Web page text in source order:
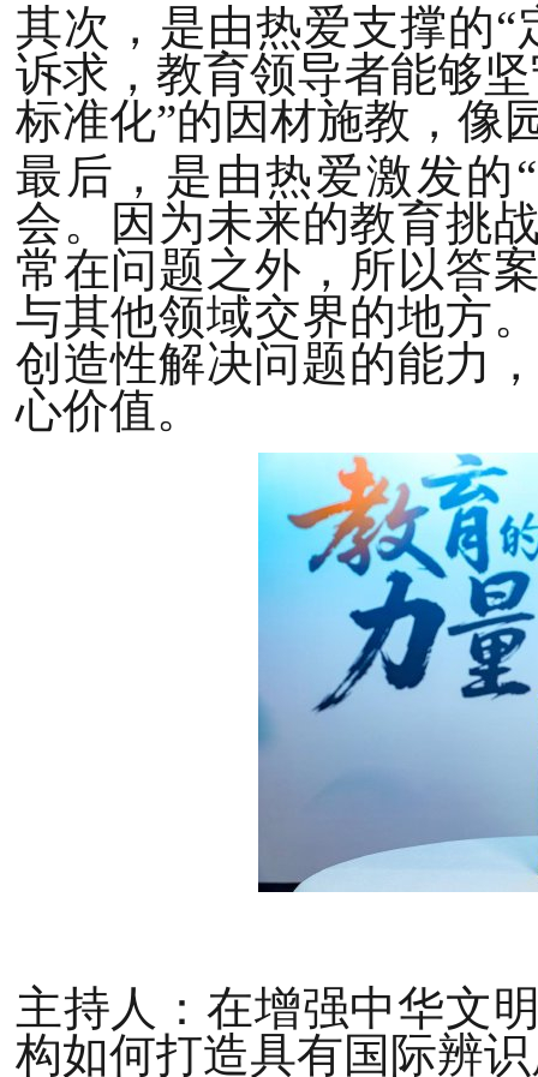
其次，是由热爱支撑的
诉求，教育领导者能够
标准化”的因材施教，像
最后，是由热爱激发的
会。因为未来的教育挑
常在问题之外，所以答
与其他领域交界的地方
创造性解决问题的能力
心价值。
主持人：在增强中华文
构如何打造具有国际辨